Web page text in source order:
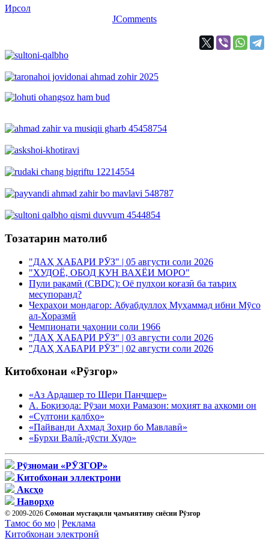
Ирсол
JComments
Тозатарин матолиб
"ДАҲ ХАБАРИ РӮЗ" | 05 августи соли 2026
"ХУДОЁ, ОБОД КУН ВАХЁИ МОРО"
Пули рақамӣ (CBDC): Оё пулҳои коғазӣ ба таърих
месупоранд?
Чеҳраҳои мондагор: Абуабдуллоҳ Муҳаммад ибни Мӯсо
ал-Хоразмӣ
Чемпионати ҷаҳонии соли 1966
"ДАҲ ХАБАРИ РӮЗ" | 03 августи соли 2026
"ДАҲ ХАБАРИ РӮЗ" | 02 августи соли 2026
Китобхонаи «Рӯзгор»
«Аз Ардашер то Шери Панҷшер»
А. Боқизода: Рӯзаи моҳи Рамазон: моҳият ва аҳкоми он
«Султони қалбҳо»
«Пайванди Аҳмад Зоҳир бо Мавлавӣ»
«Бурхи Валӣ-дӯсти Худо»
Рӯзномаи «РӮЗГОР»
Китобхонаи эллектрони
Аксҳо
Наворҳо
© 2009-2026 Сомонаи мустақили ҷамъиятиву сиёсии Рӯзгор
Тамос бо мо | Реклама
Китобхонаи электронӣ